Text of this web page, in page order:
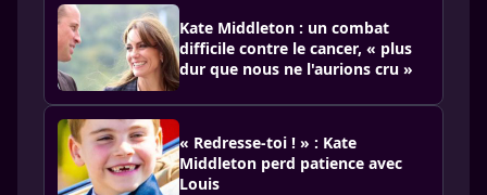
Kate Middleton : un combat
difficile contre le cancer, « plus
dur que nous ne l'aurions cru »
« Redresse-toi ! » : Kate
Middleton perd patience avec
Louis